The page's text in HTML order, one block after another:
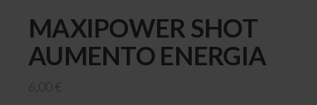
MAXIPOWER SHOT
AUMENTO ENERGIA
6,00€